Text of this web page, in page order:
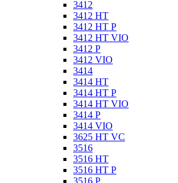
3412
3412 HT
3412 HT P
3412 HT VIO
3412 P
3412 VIO
3414
3414 HT
3414 HT P
3414 HT VIO
3414 P
3414 VIO
3625 HT VC
3516
3516 HT
3516 HT P
3516 P